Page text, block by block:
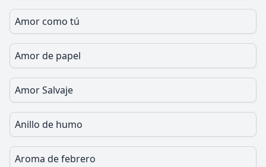
Amor como tú
Amor de papel
Amor Salvaje
Anillo de humo
Aroma de febrero